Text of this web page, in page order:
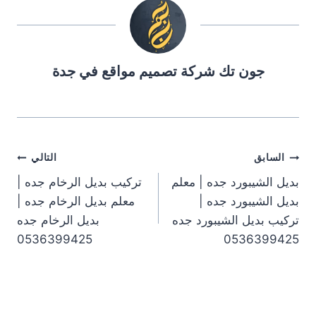
جون تك شركة تصميم مواقع في جدة
تصفّح
المقالات
السابق
بديل الشيبورد جده | معلم
بديل الشيبورد جده |
تركيب بديل الشيبورد جده
0536399425
التالي
تركيب بديل الرخام جده |
معلم بديل الرخام جده |
بديل الرخام جده
0536399425